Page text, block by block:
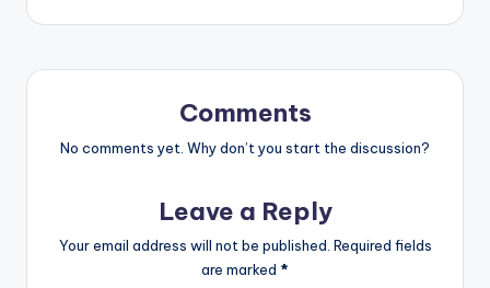
Comments
No comments yet. Why don’t you start the discussion?
Leave a Reply
Your email address will not be published. Required fields
are marked *